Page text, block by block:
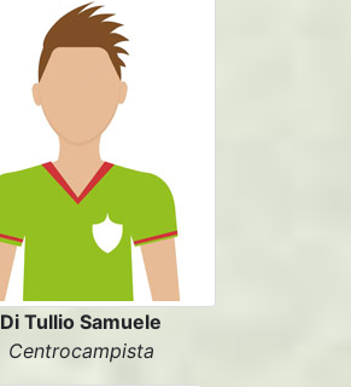
Di Tullio Samuele
Centrocampista